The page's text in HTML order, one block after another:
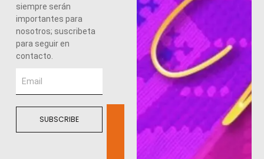
siempre serán
importantes para
nosotros; suscribeta
para seguir en
contacto.
SUBSCRIBE